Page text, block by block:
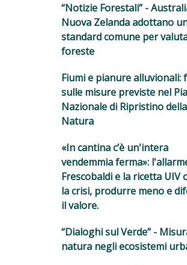
“Notizie Forestali” -
Nuova Zelanda adottano
standard comune per
foreste
Fiumi e pianure alluvionali:
sulle misure previste nel
Nazionale di Ripristino della
Natura
«In cantina c’è un'intera
vendemmia ferma»:
Frescobaldi e la ricetta UIV
la crisi, produrre meno e
il valore.
“Dialoghi sul Verde” -
natura negli ecosistemi